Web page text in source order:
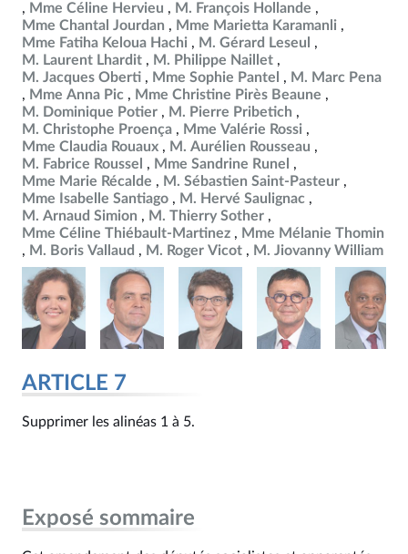
Mme Céline Hervieu
M. François Hollande
Mme Chantal Jourdan
Mme Marietta Karamanli
Mme Fatiha Keloua Hachi
M. Gérard Leseul
M. Laurent Lhardit
M. Philippe Naillet
M. Jacques Oberti
Mme Sophie Pantel
M. Marc Pena
Mme Anna Pic
Mme Christine Pirès Beaune
M. Dominique Potier
M. Pierre Pribetich
M. Christophe Proença
Mme Valérie Rossi
Mme Claudia Rouaux
M. Aurélien Rousseau
M. Fabrice Roussel
Mme Sandrine Runel
Mme Marie Récalde
M. Sébastien Saint-Pasteur
Mme Isabelle Santiago
M. Hervé Saulignac
M. Arnaud Simion
M. Thierry Sother
Mme Céline Thiébault-Martinez
Mme Mélanie Thomin
M. Boris Vallaud
M. Roger Vicot M. Jiovanny William
ARTICLE 7
Supprimer les alinéas 1 à 5.
Exposé sommaire